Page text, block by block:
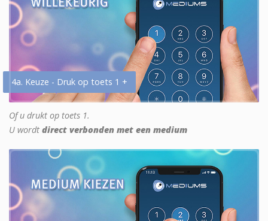
4a. Keuze - Druk op toets 1 +
Of u drukt op toets 1.
U wordt direct verbonden met een medium